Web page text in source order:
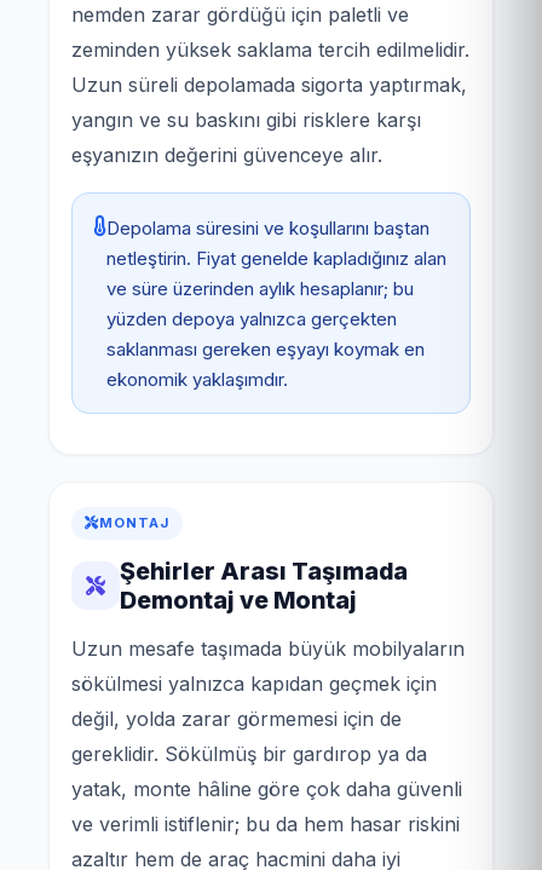
nemden zarar gördüğü için paletli ve
zeminden yüksek saklama tercih edilmelidir.
Uzun süreli depolamada sigorta yaptırmak,
yangın ve su baskını gibi risklere karşı
eşyanızın değerini güvenceye alır.
Depolama süresini ve koşullarını baştan
netleştirin. Fiyat genelde kapladığınız alan
ve süre üzerinden aylık hesaplanır; bu
yüzden depoya yalnızca gerçekten
saklanması gereken eşyayı koymak en
ekonomik yaklaşımdır.
MONTAJ
Şehirler Arası Taşımada
Demontaj ve Montaj
Uzun mesafe taşımada büyük mobilyaların
sökülmesi yalnızca kapıdan geçmek için
değil, yolda zarar görmemesi için de
gereklidir. Sökülmüş bir gardırop ya da
yatak, monte hâline göre çok daha güvenli
ve verimli istiflenir; bu da hem hasar riskini
azaltır hem de araç hacmini daha iyi